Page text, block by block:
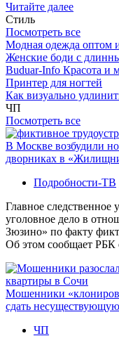
Читайте далее
Стиль
Посмотреть все
Модная одежда оптом
Женские боди с
Buduar-Info Красота и
Принтер для ногтей
Как визуально
ЧП
Посмотреть все
В Москве возбудили
дворниках в
Подробности-ТВ
Главное
уголовное дело в
Зюзино» по факту
Об этом сообщает
Мошенники
сдать
ЧП